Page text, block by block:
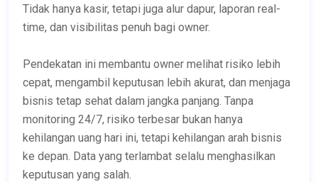
Tidak hanya kasir, tetapi juga alur dapur, laporan real-
time, dan visibilitas penuh bagi owner.
Pendekatan ini membantu owner melihat risiko lebih
cepat, mengambil keputusan lebih akurat, dan menjaga
bisnis tetap sehat dalam jangka panjang. Tanpa
monitoring 24/7, risiko terbesar bukan hanya
kehilangan uang hari ini, tetapi kehilangan arah bisnis
ke depan. Data yang terlambat selalu menghasilkan
keputusan yang salah.